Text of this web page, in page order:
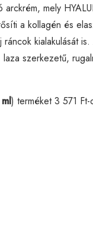
mely
a kollagén és
kialakulását
szerkezetű,
) terméket 3 571 Ft-